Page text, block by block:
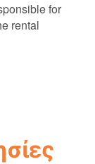
for
rental